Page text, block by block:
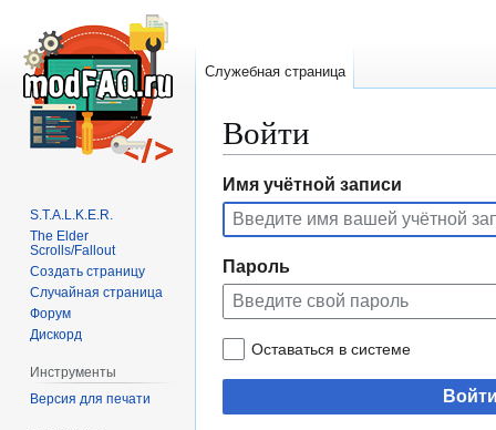
Войти
Перейти
к
навигации
Перейти
к
поиску
Имя учётной записи
Пароль
Оставаться в системе
Служебная страница
S.T.A.L.K.E.R.
The Elder
Scrolls/Fallout
Создать страницу
Случайная страница
Форум
Дискорд
Инструменты
Версия для печати